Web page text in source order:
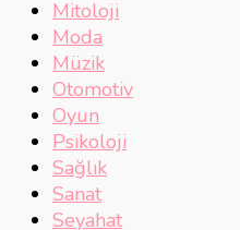
Mitoloji
Moda
Müzik
Otomotiv
Oyun
Psikoloji
Sağlık
Sanat
Seyahat